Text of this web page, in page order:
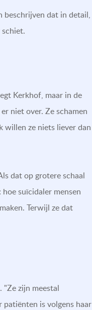
beschrijven dat in detail,
Kerkhof, maar in de
niet over. Ze schamen
willen ze niets liever dan
dat op grotere schaal
suïcidaler mensen
Terwijl ze dat
zijn meestal
patiënten is volgens haar